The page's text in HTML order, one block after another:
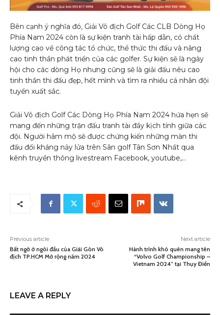
Bên cạnh ý nghĩa đó, Giải Vô địch Golf Các CLB Dòng Họ
Phía Nam 2024 còn là sự kiện tranh tài hấp dẫn, có chất
lượng cao về công tác tổ chức, thể thức thi đấu và nâng
cao tinh thần phát triển của các golfer. Sự kiện sẽ là ngày
hội cho các dòng Họ nhưng cũng sẽ là giải đấu nêu cao
tinh thần thi đấu đẹp, hết mình và tìm ra nhiều cá nhân đội
tuyển xuất sắc.
Giải Vô địch Golf Các Dòng Họ Phía Nam 2024 hứa hẹn sẽ
mang đến những trận đấu tranh tài đầy kịch tính giữa các
đội. Người hâm mộ sẽ được chứng kiến những màn thi
đấu đối kháng nảy lửa trên Sân golf Tân Sơn Nhất qua
kênh truyền thông livestream Facebook, youtube,…
Previous article
Bất ngờ ở ngôi đầu của Giải Gôn Vô
địch TP.HCM Mở rộng năm 2024
Next article
Hành trình khó quên mang tên
“Volvo Golf Championship –
Vietnam 2024” tại Thụy Điển
LEAVE A REPLY